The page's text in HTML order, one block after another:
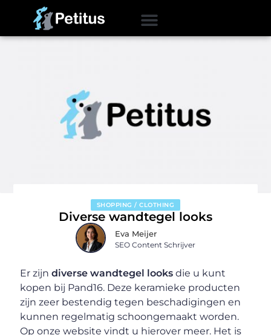
SHOPPING / CLOTHING
Diverse wandtegel looks
Eva Meijer
SEO Content Schrijver
Er zijndiverse wandtegel looks die u kunt
kopen bij Pand16. Deze keramieke producten
zijn zeer bestendig tegen beschadigingen en
kunnen regelmatig schoongemaakt worden.
Op onze website vindt u hierover meer. Het is